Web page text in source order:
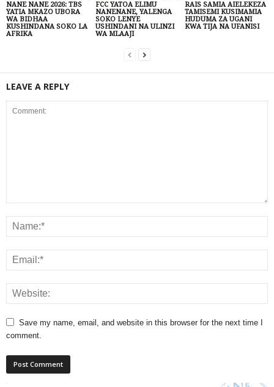
NANE NANE 2026: TBS
YATIA MKAZO UBORA
WA BIDHAA
KUSHINDANA SOKO LA
AFRIKA
FCC YATOA ELIMU
NANENANE, YALENGA
SOKO LENYE
USHINDANI NA ULINZI
WA MLAAJI
RAIS SAMIA AIELEKEZA
TAMISEMI KUSIMAMIA
HUDUMA ZA UGANI
KWA TIJA NA UFANISI
LEAVE A REPLY
Save my name, email, and website in this browser for the next time I
comment.